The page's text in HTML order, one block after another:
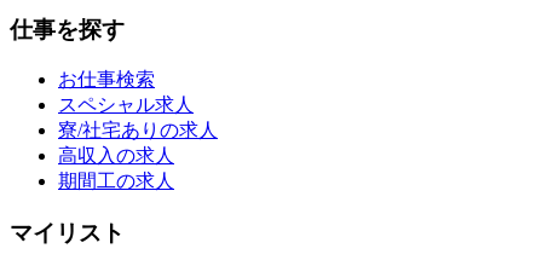
仕事を探す
お仕事検索
スペシャル求人
寮/社宅ありの求人
高収入の求人
期間工の求人
マイリスト